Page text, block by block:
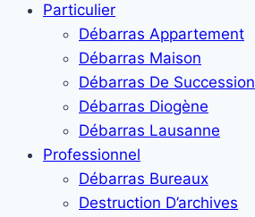
Particulier
Débarras Appartement
Débarras Maison
Débarras De Succession
Débarras Diogène
Débarras Lausanne
Professionnel
Débarras Bureaux
Destruction D’archives